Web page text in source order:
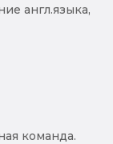
англ.языка,
команда.